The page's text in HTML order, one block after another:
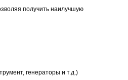
получить наилучшую
генераторы и т.д.)